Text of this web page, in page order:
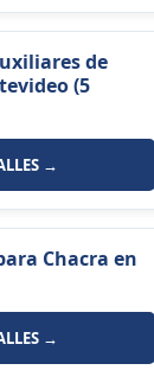
de
(5
→
Chacra en
→